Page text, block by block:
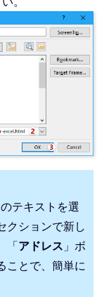
テキストを選
クションで新し
「アドレス 」ボ
ことで、簡単に